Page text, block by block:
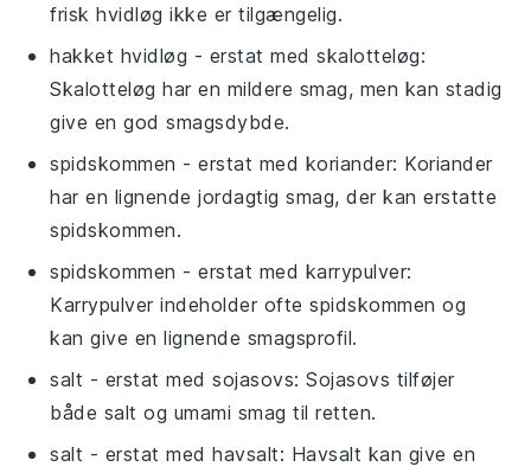
frisk hvidløg ikke er tilgængelig.
hakket hvidløg - erstat medskalotteløg:
Skalotteløg har en mildere smag, men kan stadig
give en god smagsdybde.
spidskommen - erstat med koriander: Koriander
har en lignende jordagtig smag, der kan erstatte
spidskommen.
spidskommen - erstat med karrypulver:
Karrypulver indeholder ofte spidskommen og
kan give en lignende smagsprofil.
salt - erstat medsojasovs: Sojasovs tilføjer
både salt og umami smag til retten.
salt - erstat medhavsalt: Havsalt kan give en